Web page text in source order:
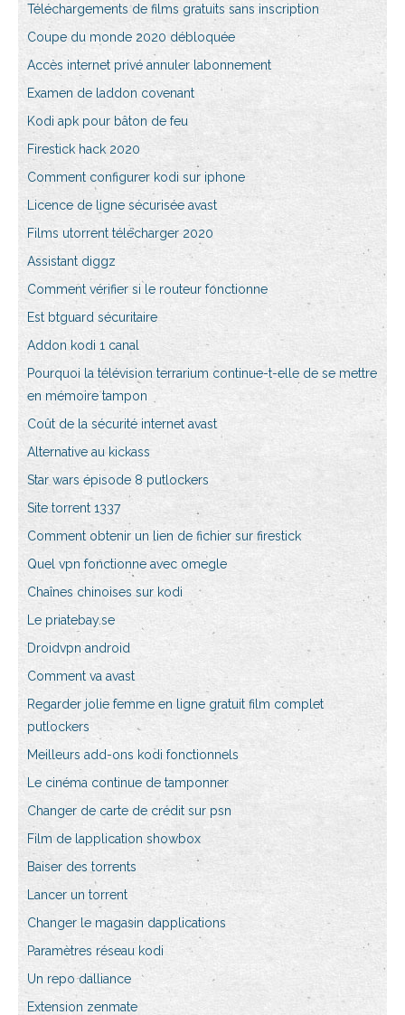
Téléchargements de films gratuits sans inscription
Coupe du monde 2020 débloquée
Accès internet privé annuler labonnement
Examen de laddon covenant
Kodi apk pour bâton de feu
Firestick hack 2020
Comment configurer kodi sur iphone
Licence de ligne sécurisée avast
Films utorrent télécharger 2020
Assistant diggz
Comment vérifier si le routeur fonctionne
Est btguard sécuritaire
Addon kodi 1 canal
Pourquoi la télévision terrarium continue-t-elle de se mettre
en mémoire tampon
Coût de la sécurité internet avast
Alternative au kickass
Star wars épisode 8 putlockers
Site torrent 1337
Comment obtenir un lien de fichier sur firestick
Quel vpn fonctionne avec omegle
Chaînes chinoises sur kodi
Le priatebay.se
Droidvpn android
Comment va avast
Regarder jolie femme en ligne gratuit film complet
putlockers
Meilleurs add-ons kodi fonctionnels
Le cinéma continue de tamponner
Changer de carte de crédit sur psn
Film de lapplication showbox
Baiser des torrents
Lancer un torrent
Changer le magasin dapplications
Paramètres réseau kodi
Un repo dalliance
Extension zenmate